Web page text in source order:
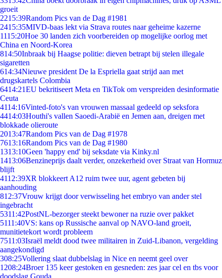
groeit
2215:39Random Pics van de Dag #1981
2415:35MIVD-baas lekt via Strava routes naar geheime kazerne
1115:20Hoe 30 landen zich voorbereiden op mogelijke oorlog met
China en Noord-Korea
814:50Inbraak bij Haagse politie: dieven betrapt bij stelen illegale
sigaretten
614:34Nieuwe president De la Espriella gaat strijd aan met
drugskartels Colombia
6414:21EU bekritiseert Meta en TikTok om verspreiden desinformatie
Ceuta
4114:16Vinted-foto's van vrouwen massaal gedeeld op seksfora
4414:03Houthi's vallen Saoedi-Arabië en Jemen aan, dreigen met
blokkade olieroute
2013:47Random Pics van de Dag #1978
7613:16Random Pics van de Dag #1980
1313:10Geen 'happy end' bij seksdate via Kinky.nl
1413:06Benzineprijs daalt verder, onzekerheid over Straat van Hormuz
blijft
4112:39XR blokkeert A12 ruim twee uur, agent gebeten bij
aanhouding
812:37Vrouw krijgt door verwisseling het embryo van ander stel
ingebracht
5311:42PostNL-bezorger steekt bewoner na ruzie over pakket
5111:40VS: kans op Russische aanval op NAVO-land groeit,
munitietekort wordt probleem
7511:03Israël meldt dood twee militairen in Zuid-Libanon, vergelding
aangekondigd
308:25Vollering slaat dubbelslag in Nice en neemt geel over
1208:24Broer 135 keer gestoken en gesneden: zes jaar cel en tbs voor
doodslag Gouda